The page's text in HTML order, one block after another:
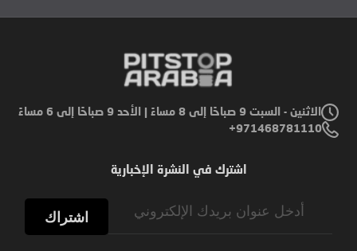
الاثنين - السبت 9 صباحًا إلى 8 مساءً | الأحد 9 صباحًا إلى 6 مساءً
971468781110+
اشترك في النشرة الإخبارية
اشتراك